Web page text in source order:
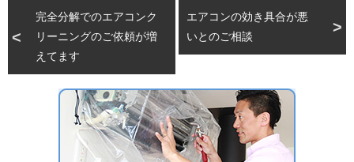
完全分解でのエアコンク
リーニングのご依頼が増
えてます
エアコンの効き具合が悪
いとのご相談